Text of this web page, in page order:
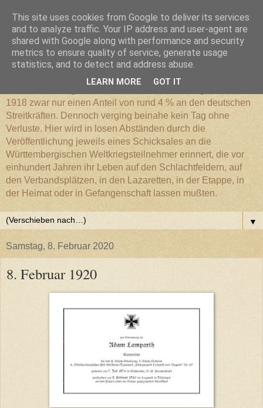
Württembergischer
Weltkriegs-Blog
1918 zwar nur einen Anteil von rund 4 % an den deutschen
Streitkräften. Dennoch verging beinahe kein Tag ohne
Verluste. Hier wird in losen Abständen durch die
Veröffentlichung jeweils eines Schicksales an die
Württembergischen Weltkriegsteilnehmer erinnert, die vor
einhundert Jahren ihr Leben auf den Schlachtfeldern, auf
den Verbandsplätzen, in den Lazaretten, in der Etappe, in
der Heimat oder in Gefangenschaft lassen mußten.
▼
Samstag, 8. Februar 2020
8. Februar 1920
This site uses cookies from Google to deliver its services
and to analyze traffic. Your IP address and user-agent are
shared with Google along with performance and security
metrics to ensure quality of service, generate usage
statistics, and to detect and address abuse.
LEARN MORE GOT IT